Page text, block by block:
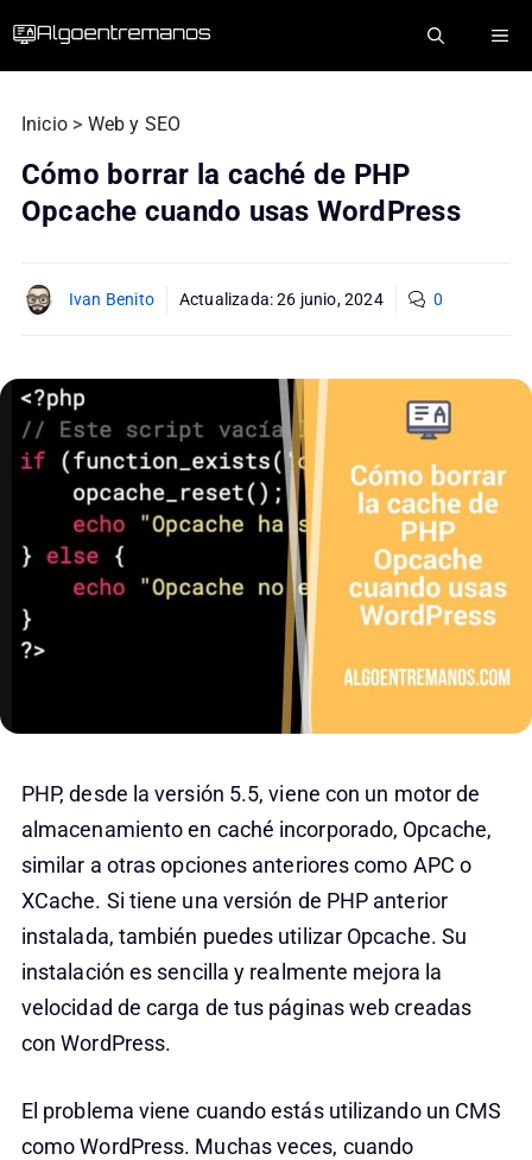
Inicio > Web y SEO
Cómo borrar la caché de PHP
Opcache cuando usas WordPress
Ivan Benito Actualizada:26 junio, 2024 0
PHP, desde la versión 5.5, viene con un motor de
almacenamiento en caché incorporado, Opcache,
similar a otras opciones anteriores como APC o
XCache. Si tiene una versión de PHP anterior
instalada, también puedes utilizar Opcache. Su
instalación es sencilla y realmente mejora la
velocidad de carga de tus páginas web creadas
con WordPress.
El problema viene cuando estás utilizando un CMS
como WordPress. Muchas veces, cuando